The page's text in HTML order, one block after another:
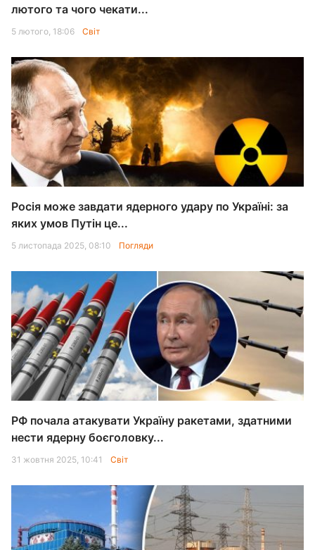
лютого та чого чекати...
5 лютого, 18:06 Світ
Росія може завдати ядерного удару по Україні: за
яких умов Путін це...
5 листопада 2025, 08:10 Погляди
РФ почала атакувати Україну ракетами, здатними
нести ядерну боєголовку...
31 жовтня 2025, 10:41 Світ